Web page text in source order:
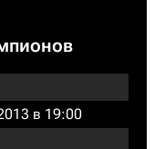
в 19:00